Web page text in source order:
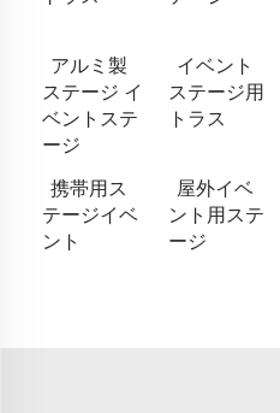
アルミ製
ステージ イ
ベントステ
ージ
イベント
ステージ用
トラス
携帯用ス
テージイベ
ント
屋外イベ
ント用ステ
ージ